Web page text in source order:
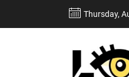
Thursday,